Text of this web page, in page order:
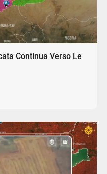
Continua Verso Le